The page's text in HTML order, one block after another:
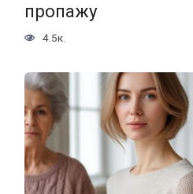
пропажу
4.5к.